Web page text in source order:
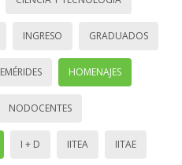
INGRESO GRADUADOS
HOMENAJES
NODOCENTES
I + D IITEA IITAE